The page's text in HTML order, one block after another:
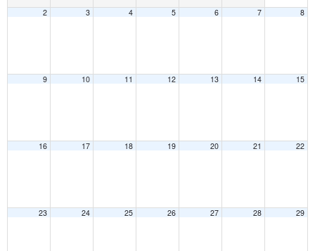
2 3 4 5 6 7 8
9 10 11 12 13 14 15
16 17 18 19 20 21 22
23 24 25 26 27 28 29